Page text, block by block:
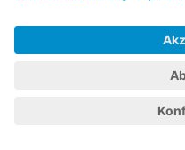
Zeitraum und ohne
Gewässerhaushalts
begrifflich kein
Erlaubnispflichten